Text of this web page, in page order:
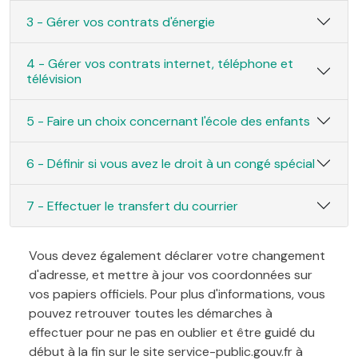
3 - Gérer vos contrats d'énergie
4 - Gérer vos contrats internet, téléphone et
télévision
5 - Faire un choix concernant l'école des enfants
6 - Définir si vous avez le droit à un congé spécial
7 - Effectuer le transfert du courrier
Vous devez également déclarer votre changement
d'adresse, et mettre à jour vos coordonnées sur
vos papiers officiels. Pour plus d'informations, vous
pouvez retrouver toutes les démarches à
effectuer pour ne pas en oublier et être guidé du
début à la fin sur le site service-public.gouv.fr à